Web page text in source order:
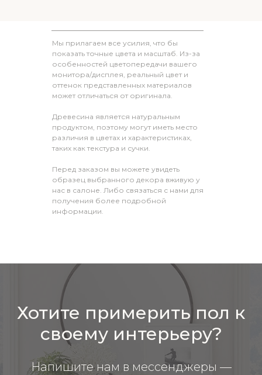
Мы прилагаем все усилия, что бы
показать точные цвета и масштаб. Из-за
особенностей цветопередачи вашего
монитора/дисплея, реальный цвет и
оттенок представленных материалов
может отличаться от оригинала.
Древесина является натуральным
продуктом, поэтому могут иметь место
различия в цветах и характеристиках,
таких как текстура и сучки.
Перед заказом вы можете увидеть
образец выбранного декора вживую у
нас в салоне. Либо связаться с нами для
получения более подробной
информации.
Хотите примерить пол к
своему интерьеру?
Напишите нам в мессенджеры —